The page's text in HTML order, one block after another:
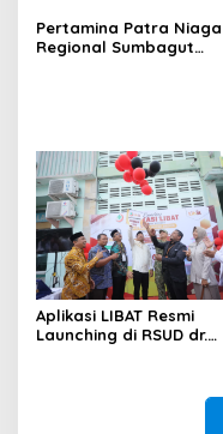
Pertamina Patra Niaga
Regional Sumbagut
Aplikasi LIBAT Resmi
Launching di RSUD dr.